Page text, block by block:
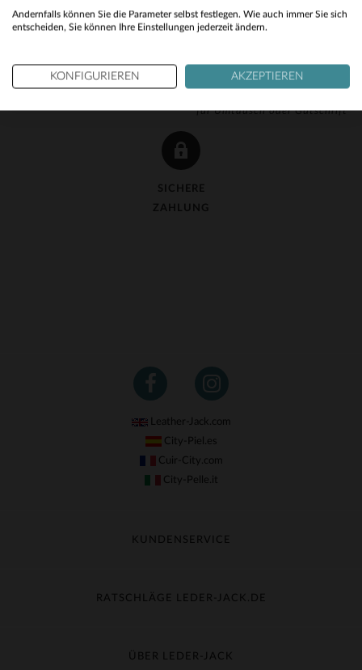
KOSTENLOSE LIEFERUNG
ab 150 €
KOSTENLOSE 90-TAGE-
RÜCKGABE
für Umtausch oder Gutschrift
SICHERE
ZAHLUNG
Leather-Jack.com
City-Piel.es
Cuir-City.com
City-Pelle.it
KUNDENSERVICE
Umtausch & Widerruf
Kundenservice kontaktieren
RATSCHLÄGE LEDER-JACK.DE
Material-Guide
ÜBER LEDER-JACK
Andernfalls können Sie die Parameter selbst festlegen. Wie auch immer Sie sich
entscheiden, Sie können Ihre Einstellungen jederzeit ändern.
KONFIGURIEREN AKZEPTIEREN